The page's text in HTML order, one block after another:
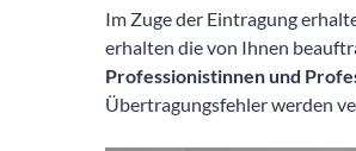
Im Zuge der Eintragung
erhalten die von Ihnen
Professionistinnen und
Übertragungsfehler werden